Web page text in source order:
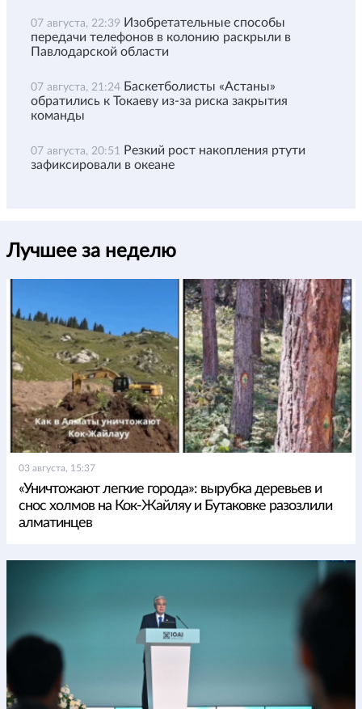
07 августа, 22:39 Изобретательные способы
передачи телефонов в колонию раскрыли в
Павлодарской области
07 августа, 21:24 Баскетболисты «Астаны»
обратились к Токаеву из-за риска закрытия
команды
07 августа, 20:51 Резкий рост накопления ртути
зафиксировали в океане
Лучшее за неделю
03 августа, 15:37
«Уничтожают легкие города»: вырубка деревьев и
снос холмов на Кок-Жайляу и Бутаковке разозлили
алматинцев